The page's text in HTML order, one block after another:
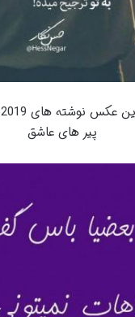
پیر های عاشق